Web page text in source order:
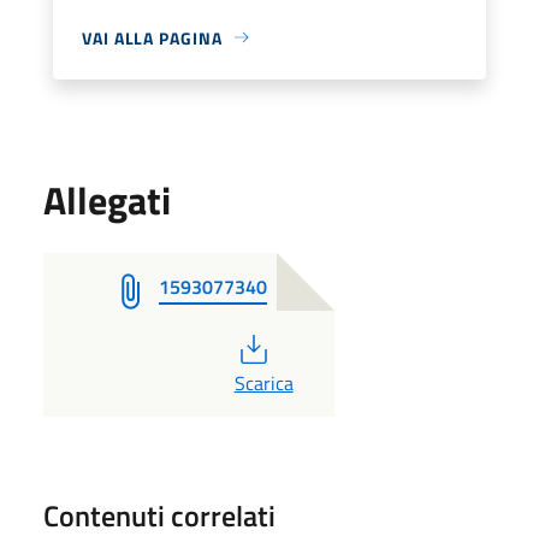
VAI ALLA PAGINA
Allegati
1593077340
PDF
Scarica
Contenuti correlati